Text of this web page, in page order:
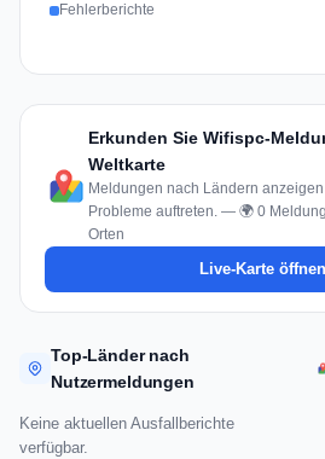
Fehlerberichte
Erkunden Sie Wifispc-
Weltkarte
Meldungen nach Ländern
Probleme auftreten. — 🌍 0
Orten
Live-Karte öffnen
Top-Länder nach
Nutzermeldungen
Keine aktuellen Ausfallberichte
verfügbar.